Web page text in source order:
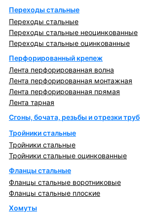
Переходы стальные
Переходы стальные
Переходы стальные неоцинкованные
Переходы стальные оцинкованные
Перфорированный крепеж
Лента перфорированная волна
Лента перфорированная монтажная
Лента перфорированная прямая
Лента тарная
Сгоны, бочата, резьбы и отрезки труб
Тройники стальные
Тройники стальные
Тройники стальные оцинкованные
Фланцы стальные
Фланцы стальные воротниковые
Фланцы стальные плоские
Хомуты